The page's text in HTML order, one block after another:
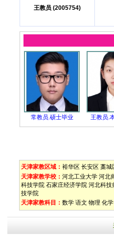
王教员 (2005754)
常教员.硕士毕业 王教员.
天津家教区域： 裕华区 长安区 藁城
天津家教学校： 河北工业大学 河北
科技学院 石家庄经济学院 河北科技
技学院
天津家教科目： 数学 语文 物理 化学